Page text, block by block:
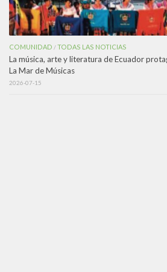
COMUNIDAD /TODAS LAS NOTICIAS
La música, arte y literatura de Ecuador
La Mar de Músicas
2026-07-15